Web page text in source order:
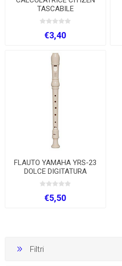
TASCABILE
€3,40
FLAUTO YAMAHA YRS-23
DOLCE DIGITATURA
TEDESCA
€5,50
Filtri